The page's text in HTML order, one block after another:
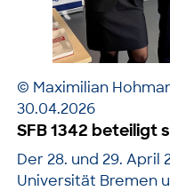
© Maximilian
30.04.2026
SFB 1342 beteiligt
Der 28. und 29. April
Universität Bremen